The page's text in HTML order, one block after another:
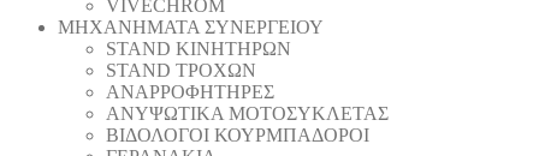
VIVECHROM
ΜΗΧΑΝΗΜΑΤΑ ΣΥΝΕΡΓΕΙΟΥ
STAND ΚΙΝΗΤΗΡΩΝ
STAND ΤΡΟΧΩΝ
ΑΝΑΡΡΟΦΗΤΗΡΕΣ
ΑΝΥΨΩΤΙΚΑ ΜΟΤΟΣΥΚΛΕΤΑΣ
ΒΙΔΟΛΟΓΟΙ ΚΟΥΡΜΠΑΔΟΡΟΙ